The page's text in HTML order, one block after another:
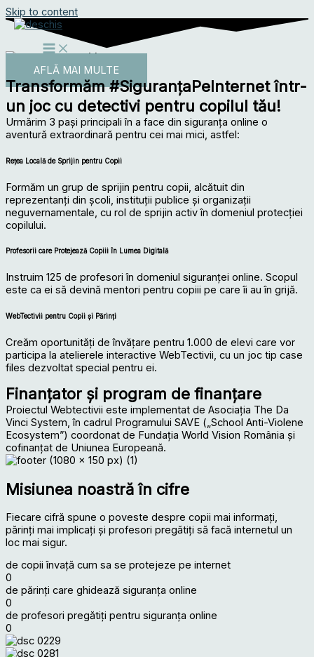
Skip to content
AFLĂ MAI MULTE
Transformăm #SiguranțaPeInternet într-
un joc cu detectivi pentru copilul tău!
Urmărim 3 pași principali în a face din siguranța online o
aventură extraordinară pentru cei mai mici, astfel:
Rețea Locală de Sprijin pentru Copii
Formăm un grup de sprijin pentru copii, alcătuit din
reprezentanți din școli, instituții publice și organizații
neguvernamentale, cu rol de sprijin activ în domeniul protecției
copilului.
Profesorii care Protejează Copiii în Lumea Digitală
Instruim 125 de profesori în domeniul siguranței online. Scopul
este ca ei să devină mentori pentru copiii pe care îi au în grijă.
WebTectivii pentru Copii și Părinți
Creăm oportunități de învățare pentru 1.000 de elevi care vor
participa la atelierele interactive WebTectivii, cu un joc tip case
files dezvoltat special pentru ei.
Finanțator și program de finanțare
Proiectul Webtectivii este implementat de Asociația The Da
Vinci System, în cadrul Programului SAVE („School Anti-Violene
Ecosystem”) coordonat de Fundația World Vision România și
cofinanțat de Uniunea Europeană.
Misiunea noastră în cifre
Fiecare cifră spune o poveste despre copii mai informați,
părinți mai implicați și profesori pregătiți să facă internetul un
loc mai sigur.
de copii învață cum sa se protejeze pe internet
0
de părinți care ghidează siguranța online
0
de profesori pregătiți pentru siguranța online
0